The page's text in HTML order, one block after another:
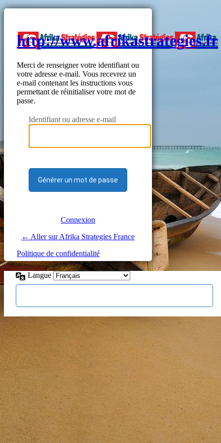
http://www.afrikastrategies.fr
Merci de renseigner votre identifiant ou
votre adresse e-mail. Vous recevrez un
e-mail contenant les instructions vous
permettant de réinitialiser votre mot de
passe.
Identifiant ou adresse e-mail
Connexion
← Aller sur Afrika Strategies France
Politique de confidentialité
Langue